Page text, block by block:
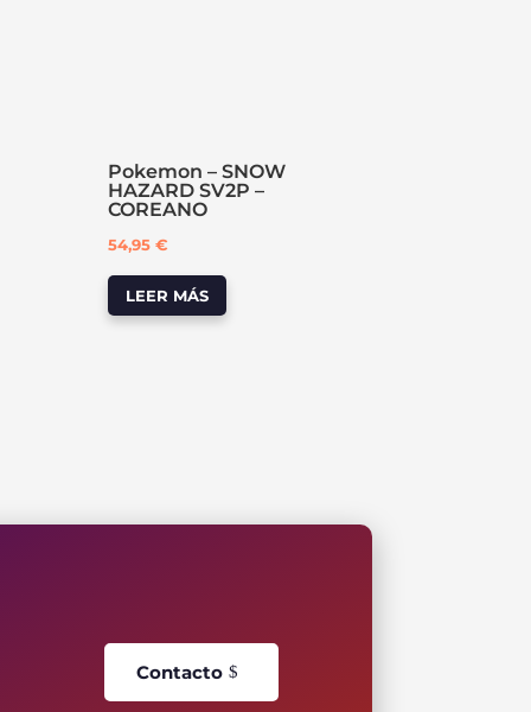
Pokemon – SNOW
HAZARD SV2P –
COREANO
54,95€
LEER MÁS
Contacto